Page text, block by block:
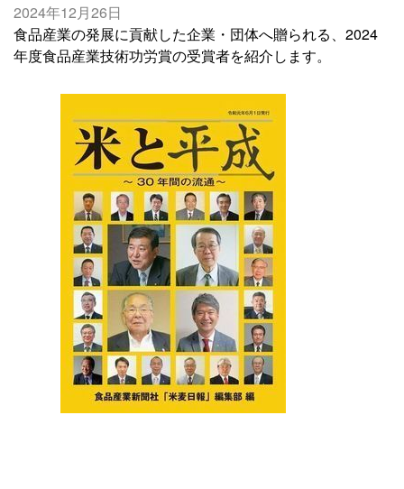
2024年12月26日
食品産業の発展に貢献した企業・団体へ贈られる、2024
年度食品産業技術功労賞の受賞者を紹介します。